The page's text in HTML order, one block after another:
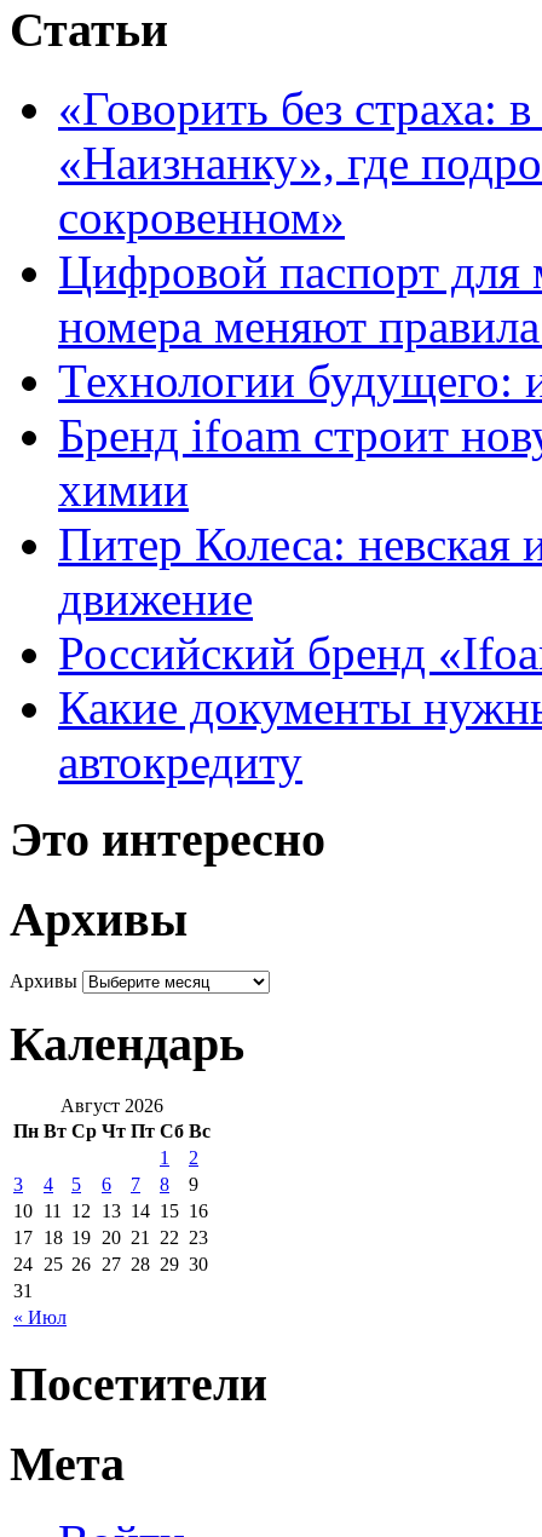
Статьи
«Говорить без страха:
«Наизнанку», где
сокровенном»
Цифровой паспорт для
номера меняют
Технологии будущего:
Бренд ifoam строит
химии
Питер Колеса: невская
движение
Российский бренд
Какие документы
автокредиту
Это интересно
Архивы
Архивы
Календарь
Август 2026
Пн Вт Ср Чт Пт Сб Вс
« Июл
1
2
3
4 5 6 7 8
9
10 11 12 13 14 15 16
17 18 19 20 21 22 23
24 25 26 27 28 29 30
31
Посетители
Мета